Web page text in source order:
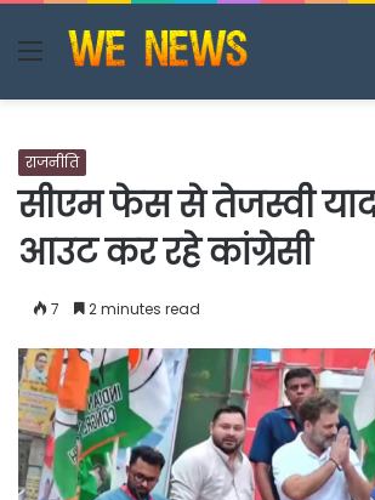
Menu
राजनीति
सीएम फेस से तेजस्वी
आउट कर रहे कांग्रेसी
7 2 minutes read